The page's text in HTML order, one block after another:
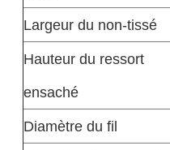
Largeur du non-tissé
Hauteur du ressort
ensaché
Diamètre du fil